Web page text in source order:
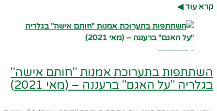
קרא עוד ◀︎
השתתפות בתערוכת אמנות "חותם אישה"
בגלריה "על האגם" ברעננה – (מאי 2021)